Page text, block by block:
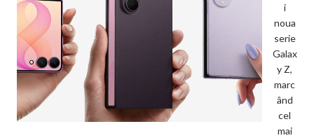
i
noua
serie
Galax
y Z,
marc
ând
cel
mai